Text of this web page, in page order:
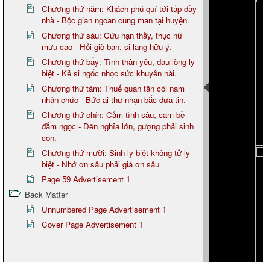
Chương thứ năm: Khách phú quí tới tấp đầy
nhà - Bộc gian ngoan cung man tại huyện.
Chương thứ sáu: Cứu nạn thầy, thục nữ
mưu cao - Hỏi giò bạn, si lang hữu ý.
Chương thứ bẩy: Tình thân yêu, đau lòng ly
biệt - Kẻ si ngốc nhọc sức khuyên nài.
Chương thứ tám: Thuế quan tân cõi nam
nhận chức - Bức ai thư nhạn bắc đưa tin.
Chương thứ chín: Cảm tình sâu, cam bề
đắm ngọc - Đền nghĩa lớn, gượng phải sinh
con.
Chương thứ mười: Sinh ly biệt không tử ly
biệt - Nhớ ơn sâu phải giả ơn sâu
Page 59 Advertisement 1
Back Matter
Unnumbered Page Advertisement 1
Cover Page Advertisement 1